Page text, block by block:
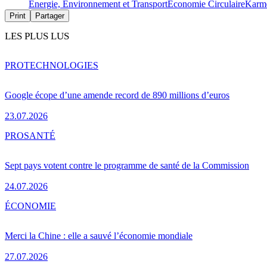
Energie, Environnement et TransportÉconomie Circulaire
Print Partager
LES PLUS LUS
Google écope d’une amende record de 890 millions d’euros
23.07.2026
PROTECHNOLOGIES
Sept pays votent contre le programme de santé de la Commission
24.07.2026
PROSANTÉ
Merci la Chine : elle a sauvé l’économie mondiale
27.07.2026
ÉCONOMIE